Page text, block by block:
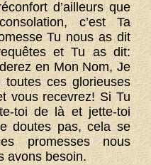
d’ailleurs que
c’est Ta
Tu nous as dit
et Tu as dit:
en Mon Nom, Je
ces glorieuses
vous recevrez! Si Tu
toi de là et jette-toi
doutes pas, cela se
promesses nous
avons besoin.